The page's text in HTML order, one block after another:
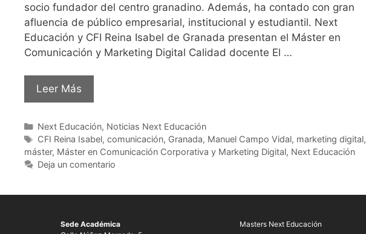
socio fundador del centro granadino. Además, ha contado con gran
afluencia de público empresarial, institucional y estudiantil. Next
Educación y CFI Reina Isabel de Granada presentan el Máster en
Comunicación y Marketing Digital Calidad docente El …
Leer Más
Next Educación, Noticias Next Educación
CFI Reina Isabel, comunicación, Granada, Manuel Campo Vidal, marketing digital,
máster, Máster en Comunicación Corporativa y Marketing Digital, Next Educación
Deja un comentario
Sede Académica
Masters Next Educación